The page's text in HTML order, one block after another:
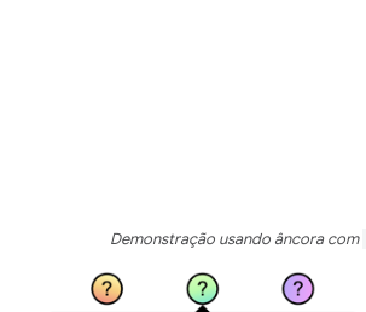
Demonstração usando âncora com